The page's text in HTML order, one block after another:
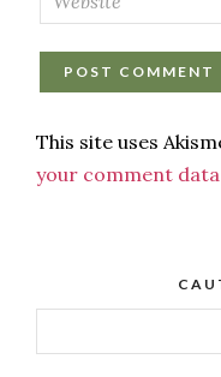
This site uses
your comment